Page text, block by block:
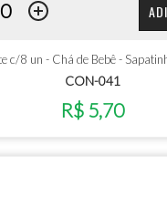
c/8 un - Chá de Bebê -
CON-041
R$ 5,70